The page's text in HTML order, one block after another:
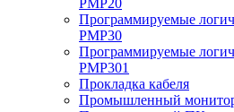
PMP20
Программируемые
PMP30
Программируемые
PMP301
Прокладка кабеля
Промышленный